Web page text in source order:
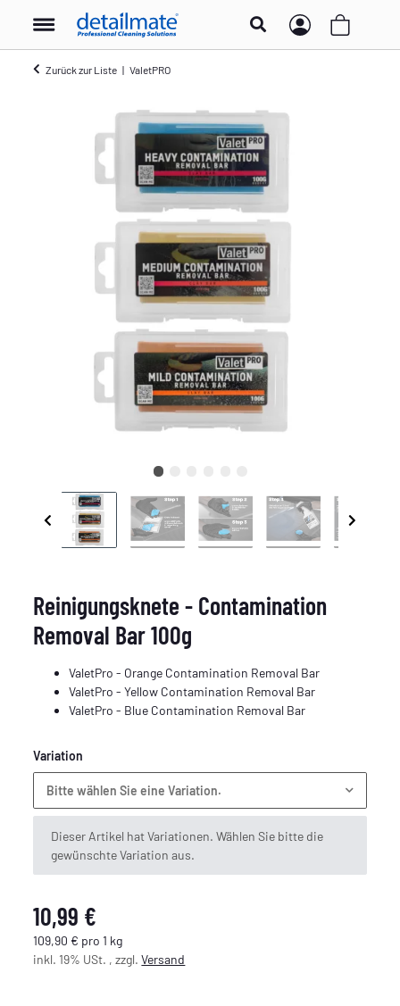
Zurück zur Liste ValetPRO
Reinigungsknete - Contamination
Removal Bar 100g
ValetPro - Orange Contamination Removal Bar
ValetPro - Yellow Contamination Removal Bar
ValetPro - Blue Contamination Removal Bar
Variation
Bitte wählen Sie eine Variation.
x
Dieser Artikel hat Variationen. Wählen Sie bitte die
gewünschte Variation aus.
10,99 €
109,90 € pro 1 kg
inkl. 19% USt. , zzgl.Versand